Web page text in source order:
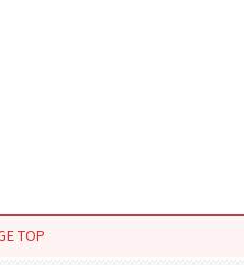
TOP